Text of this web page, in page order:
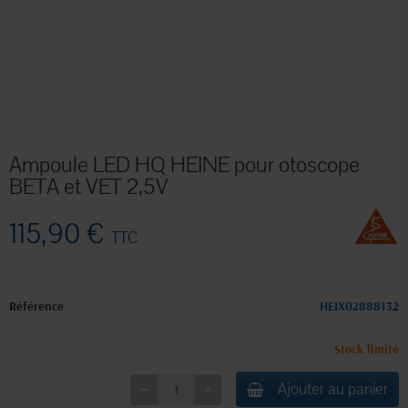
Ampoule LED HQ HEINE pour otoscope
BETA et VET 2,5V
115,90 € TTC
Référence HEIX02888132
Stock limité
Ajouter au panier